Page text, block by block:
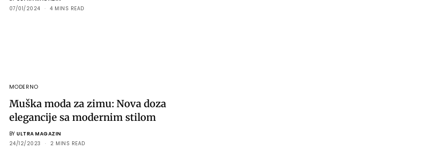
07/01/2024
4 MINS READ
MODERNO
Muška moda za zimu: Nova doza
elegancije sa modernim stilom
BY ULTRA MAGAZIN
24/12/2023
2 MINS READ